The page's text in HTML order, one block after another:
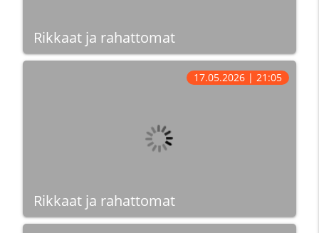
Rikkaat ja rahattomat
Rikkaat ja rahattomat
17.05.2026 | 21:05